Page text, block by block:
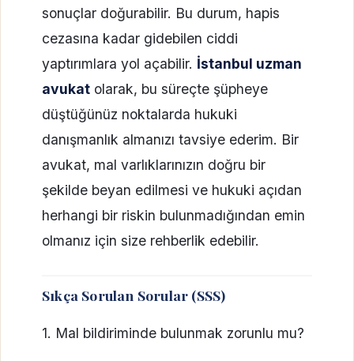
sonuçlar doğurabilir. Bu durum, hapis
cezasına kadar gidebilen ciddi
yaptırımlara yol açabilir. İstanbul uzman
avukat olarak, bu süreçte şüpheye
düştüğünüz noktalarda hukuki
danışmanlık almanızı tavsiye ederim. Bir
avukat, mal varlıklarınızın doğru bir
şekilde beyan edilmesi ve hukuki açıdan
herhangi bir riskin bulunmadığından emin
olmanız için size rehberlik edebilir.
Sıkça Sorulan Sorular (SSS)
1. Mal bildiriminde bulunmak zorunlu mu?